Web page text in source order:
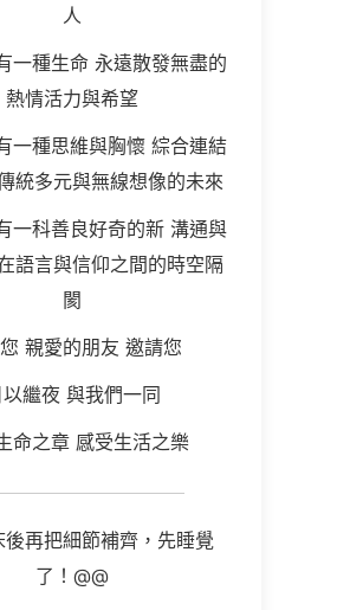
人
一種生命 永遠散發無盡的
熱情活力與希望
一種思維與胸懷 綜合連結
統多元與無線想像的未來
一科善良好奇的新 溝通與
語言與信仰之間的時空隔
閡
親愛的朋友 邀請您
以繼夜 與我們一同
命之章 感受生活之樂
後再把細節補齊，先睡覺
了！@@